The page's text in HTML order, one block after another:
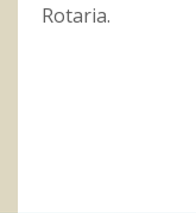
Rotaria.